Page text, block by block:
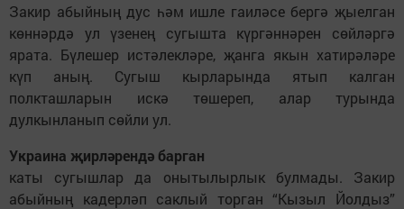
Закир абыйның дус һәм ишле гаиләсе бергә җыелган
көннәрдә ул үзенең сугышта күргәннәрен сөйләргә
ярата. Бүлешер истәлекләре, җанга якын хатирәләре
күп аның. Сугыш кырларында ятып калган
полкташларын искә төшереп, алар турында
дулкынланып сөйли ул.
Украина җирләрендә барган
каты сугышлар да онытылырлык булмады. Закир
абыйның кадерләп саклый торган “Кызыл Йолдыз”